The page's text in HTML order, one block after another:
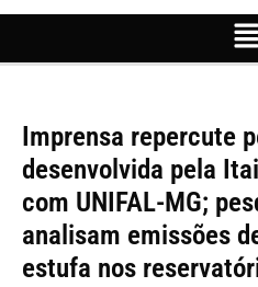
Imprensa repercute
desenvolvida pela
com UNIFAL-MG;
analisam emissões
estufa nos